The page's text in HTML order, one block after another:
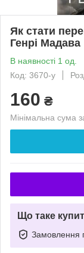
Як стати
Генрі Мадава
В наявності 1 од.
Код: 3670-у
160 ₴
Мінімальна сума
Що таке
Замовлення